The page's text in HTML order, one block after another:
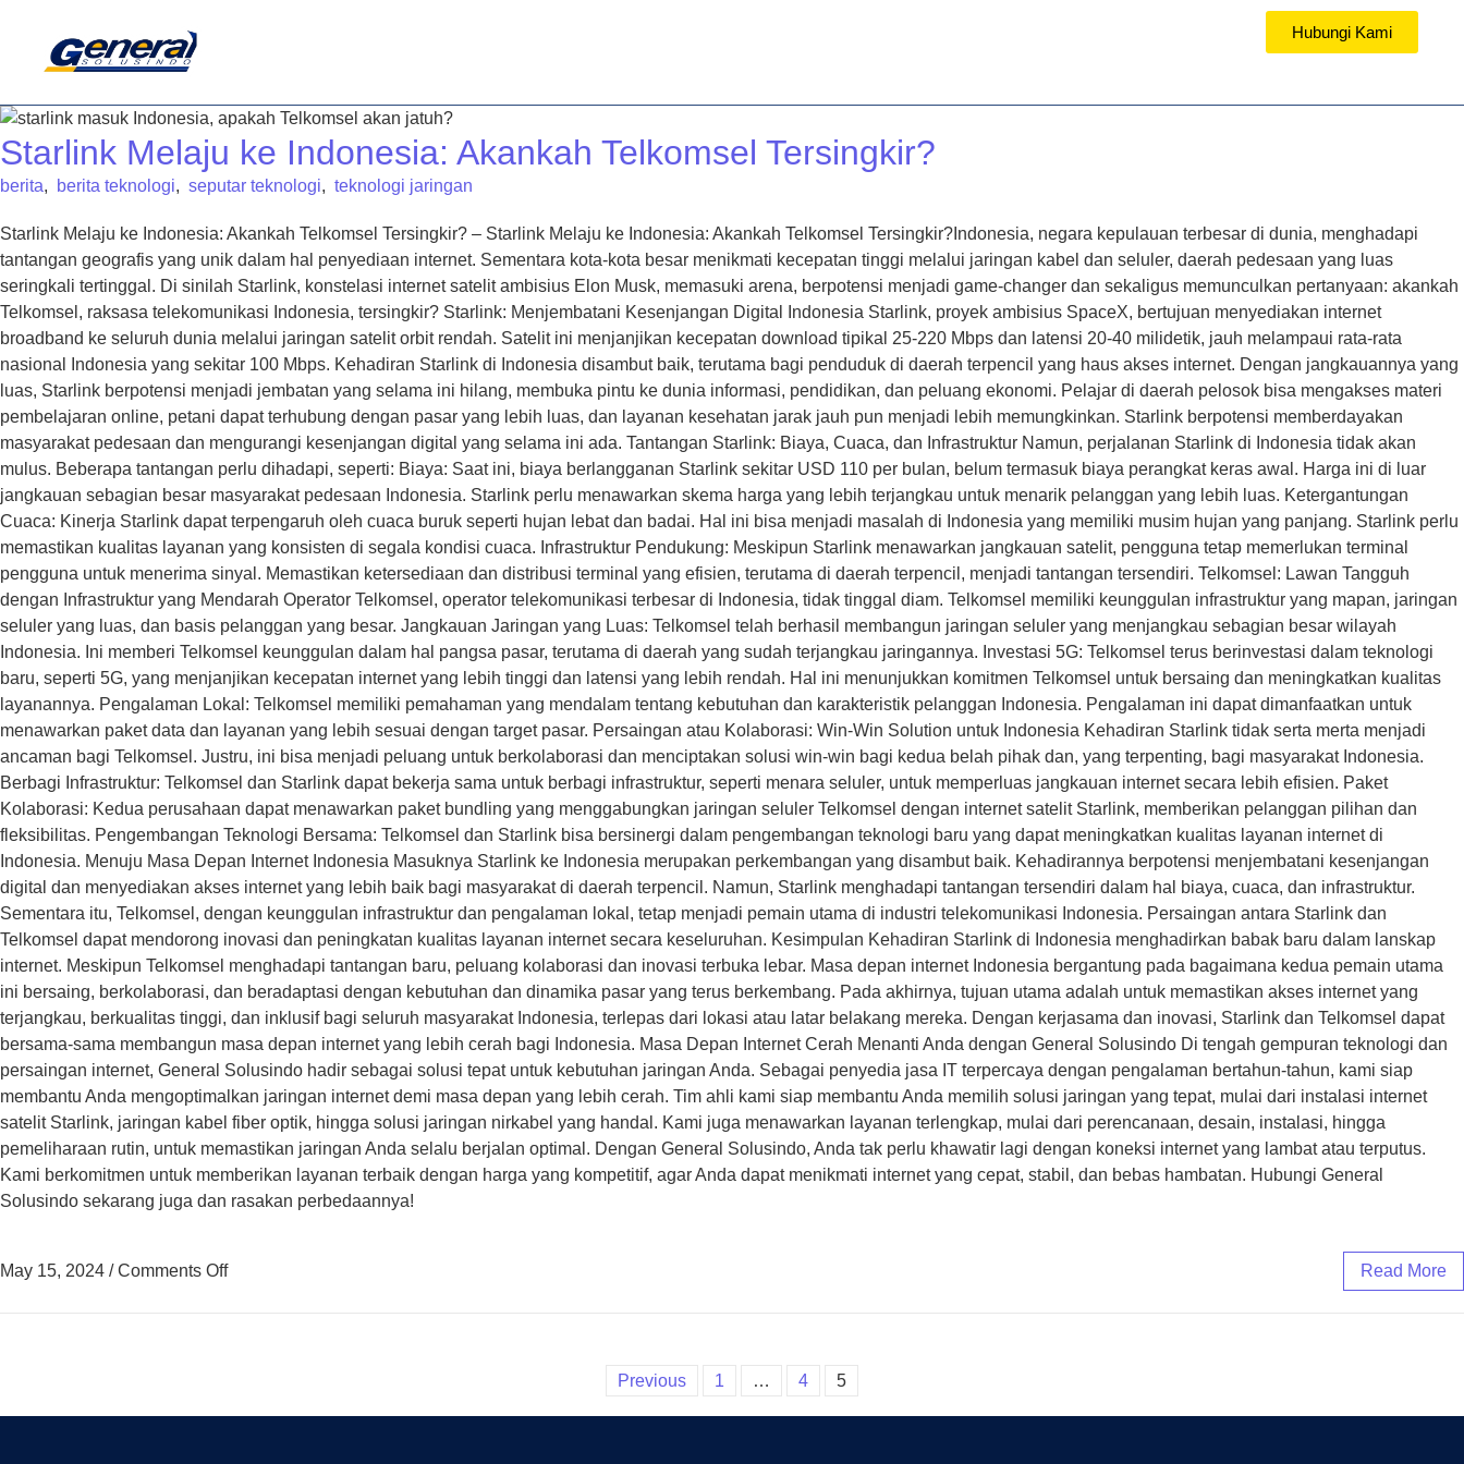
Hubungi Kami
Starlink Melaju ke Indonesia: Akankah Telkomsel Tersingkir?
berita, berita teknologi, seputar teknologi, teknologi jaringan
Starlink Melaju ke Indonesia: Akankah Telkomsel Tersingkir? – Starlink Melaju ke Indonesia: Akankah Telkomsel Tersingkir?Indonesia, negara kepulauan terbesar di dunia, menghadapi
tantangan geografis yang unik dalam hal penyediaan internet. Sementara kota-kota besar menikmati kecepatan tinggi melalui jaringan kabel dan seluler, daerah pedesaan yang luas
seringkali tertinggal. Di sinilah Starlink, konstelasi internet satelit ambisius Elon Musk, memasuki arena, berpotensi menjadi game-changer dan sekaligus memunculkan pertanyaan: akankah
Telkomsel, raksasa telekomunikasi Indonesia, tersingkir? Starlink: Menjembatani Kesenjangan Digital Indonesia Starlink, proyek ambisius SpaceX, bertujuan menyediakan internet
broadband ke seluruh dunia melalui jaringan satelit orbit rendah. Satelit ini menjanjikan kecepatan download tipikal 25-220 Mbps dan latensi 20-40 milidetik, jauh melampaui rata-rata
nasional Indonesia yang sekitar 100 Mbps. Kehadiran Starlink di Indonesia disambut baik, terutama bagi penduduk di daerah terpencil yang haus akses internet. Dengan jangkauannya yang
luas, Starlink berpotensi menjadi jembatan yang selama ini hilang, membuka pintu ke dunia informasi, pendidikan, dan peluang ekonomi. Pelajar di daerah pelosok bisa mengakses materi
pembelajaran online, petani dapat terhubung dengan pasar yang lebih luas, dan layanan kesehatan jarak jauh pun menjadi lebih memungkinkan. Starlink berpotensi memberdayakan
masyarakat pedesaan dan mengurangi kesenjangan digital yang selama ini ada. Tantangan Starlink: Biaya, Cuaca, dan Infrastruktur Namun, perjalanan Starlink di Indonesia tidak akan
mulus. Beberapa tantangan perlu dihadapi, seperti: Biaya: Saat ini, biaya berlangganan Starlink sekitar USD 110 per bulan, belum termasuk biaya perangkat keras awal. Harga ini di luar
jangkauan sebagian besar masyarakat pedesaan Indonesia. Starlink perlu menawarkan skema harga yang lebih terjangkau untuk menarik pelanggan yang lebih luas. Ketergantungan
Cuaca: Kinerja Starlink dapat terpengaruh oleh cuaca buruk seperti hujan lebat dan badai. Hal ini bisa menjadi masalah di Indonesia yang memiliki musim hujan yang panjang. Starlink perlu
memastikan kualitas layanan yang konsisten di segala kondisi cuaca. Infrastruktur Pendukung: Meskipun Starlink menawarkan jangkauan satelit, pengguna tetap memerlukan terminal
pengguna untuk menerima sinyal. Memastikan ketersediaan dan distribusi terminal yang efisien, terutama di daerah terpencil, menjadi tantangan tersendiri. Telkomsel: Lawan Tangguh
dengan Infrastruktur yang Mendarah Operator Telkomsel, operator telekomunikasi terbesar di Indonesia, tidak tinggal diam. Telkomsel memiliki keunggulan infrastruktur yang mapan, jaringan
seluler yang luas, dan basis pelanggan yang besar. Jangkauan Jaringan yang Luas: Telkomsel telah berhasil membangun jaringan seluler yang menjangkau sebagian besar wilayah
Indonesia. Ini memberi Telkomsel keunggulan dalam hal pangsa pasar, terutama di daerah yang sudah terjangkau jaringannya. Investasi 5G: Telkomsel terus berinvestasi dalam teknologi
baru, seperti 5G, yang menjanjikan kecepatan internet yang lebih tinggi dan latensi yang lebih rendah. Hal ini menunjukkan komitmen Telkomsel untuk bersaing dan meningkatkan kualitas
layanannya. Pengalaman Lokal: Telkomsel memiliki pemahaman yang mendalam tentang kebutuhan dan karakteristik pelanggan Indonesia. Pengalaman ini dapat dimanfaatkan untuk
menawarkan paket data dan layanan yang lebih sesuai dengan target pasar. Persaingan atau Kolaborasi: Win-Win Solution untuk Indonesia Kehadiran Starlink tidak serta merta menjadi
ancaman bagi Telkomsel. Justru, ini bisa menjadi peluang untuk berkolaborasi dan menciptakan solusi win-win bagi kedua belah pihak dan, yang terpenting, bagi masyarakat Indonesia.
Berbagi Infrastruktur: Telkomsel dan Starlink dapat bekerja sama untuk berbagi infrastruktur, seperti menara seluler, untuk memperluas jangkauan internet secara lebih efisien. Paket
Kolaborasi: Kedua perusahaan dapat menawarkan paket bundling yang menggabungkan jaringan seluler Telkomsel dengan internet satelit Starlink, memberikan pelanggan pilihan dan
fleksibilitas. Pengembangan Teknologi Bersama: Telkomsel dan Starlink bisa bersinergi dalam pengembangan teknologi baru yang dapat meningkatkan kualitas layanan internet di
Indonesia. Menuju Masa Depan Internet Indonesia Masuknya Starlink ke Indonesia merupakan perkembangan yang disambut baik. Kehadirannya berpotensi menjembatani kesenjangan
digital dan menyediakan akses internet yang lebih baik bagi masyarakat di daerah terpencil. Namun, Starlink menghadapi tantangan tersendiri dalam hal biaya, cuaca, dan infrastruktur.
Sementara itu, Telkomsel, dengan keunggulan infrastruktur dan pengalaman lokal, tetap menjadi pemain utama di industri telekomunikasi Indonesia. Persaingan antara Starlink dan
Telkomsel dapat mendorong inovasi dan peningkatan kualitas layanan internet secara keseluruhan. Kesimpulan Kehadiran Starlink di Indonesia menghadirkan babak baru dalam lanskap
internet. Meskipun Telkomsel menghadapi tantangan baru, peluang kolaborasi dan inovasi terbuka lebar. Masa depan internet Indonesia bergantung pada bagaimana kedua pemain utama
ini bersaing, berkolaborasi, dan beradaptasi dengan kebutuhan dan dinamika pasar yang terus berkembang. Pada akhirnya, tujuan utama adalah untuk memastikan akses internet yang
terjangkau, berkualitas tinggi, dan inklusif bagi seluruh masyarakat Indonesia, terlepas dari lokasi atau latar belakang mereka. Dengan kerjasama dan inovasi, Starlink dan Telkomsel dapat
bersama-sama membangun masa depan internet yang lebih cerah bagi Indonesia. Masa Depan Internet Cerah Menanti Anda dengan General Solusindo Di tengah gempuran teknologi dan
persaingan internet, General Solusindo hadir sebagai solusi tepat untuk kebutuhan jaringan Anda. Sebagai penyedia jasa IT terpercaya dengan pengalaman bertahun-tahun, kami siap
membantu Anda mengoptimalkan jaringan internet demi masa depan yang lebih cerah. Tim ahli kami siap membantu Anda memilih solusi jaringan yang tepat, mulai dari instalasi internet
satelit Starlink, jaringan kabel fiber optik, hingga solusi jaringan nirkabel yang handal. Kami juga menawarkan layanan terlengkap, mulai dari perencanaan, desain, instalasi, hingga
pemeliharaan rutin, untuk memastikan jaringan Anda selalu berjalan optimal. Dengan General Solusindo, Anda tak perlu khawatir lagi dengan koneksi internet yang lambat atau terputus.
Kami berkomitmen untuk memberikan layanan terbaik dengan harga yang kompetitif, agar Anda dapat menikmati internet yang cepat, stabil, dan bebas hambatan. Hubungi General
Solusindo sekarang juga dan rasakan perbedaannya!
May 15, 2024 / Comments Off Read More
Previous 1 … 4 5